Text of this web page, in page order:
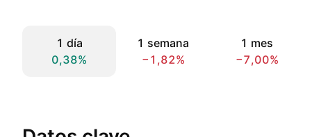
1 día
0,38%
1 semana
−1,82%
1 mes
−7,00%